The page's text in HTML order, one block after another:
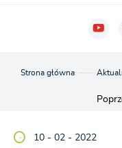
Strona główna
10 - 02 - 2022